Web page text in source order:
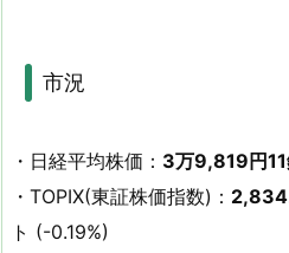
市況
・日経平均株価： 3万9,819円
・TOPIX(東証株価指数)：
ト (-0.19%)